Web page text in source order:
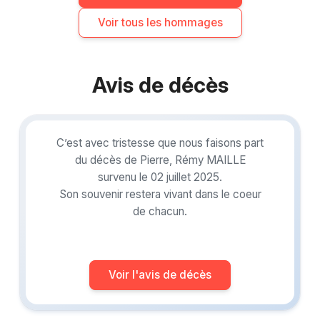
Voir tous les hommages
Avis de décès
C’est avec tristesse que nous faisons part
du décès de Pierre, Rémy MAILLE
survenu le 02 juillet 2025.
Son souvenir restera vivant dans le coeur
de chacun.
Voir l'avis de décès